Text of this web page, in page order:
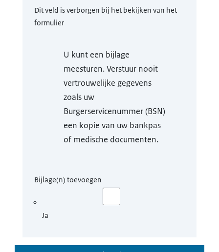
Dit veld is verborgen bij het bekijken van het
formulier
U kunt een bijlage
meesturen. Verstuur nooit
vertrouwelijke gegevens
zoals uw
Burgerservicenummer (BSN)
een kopie van uw bankpas
of medische documenten.
Bijlage(n) toevoegen
Ja